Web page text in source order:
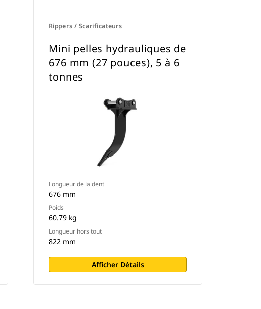
Rippers / Scarificateurs
Mini pelles hydrauliques de
676 mm (27 pouces), 5 à 6
tonnes
Longueur de la dent
676 mm
Poids
60.79 kg
Longueur hors tout
822 mm
Afficher Détails